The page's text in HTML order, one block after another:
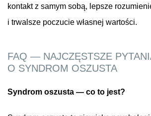
kontakt z samym sobą, lepsze
i trwalsze poczucie własnej wartości.
FAQ — NAJCZĘSTSZE
O SYNDROM OSZUSTA
Syndrom oszusta — co to jest?